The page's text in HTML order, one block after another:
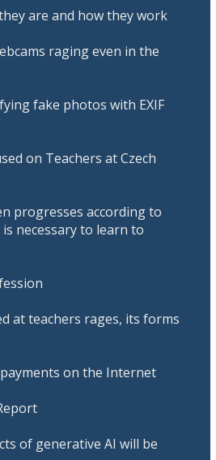
are and how they work
raging even in the
fake photos with EXIF
on Teachers at Czech
progresses according to
necessary to learn to
at teachers rages, its forms
on the Internet
of generative AI will be